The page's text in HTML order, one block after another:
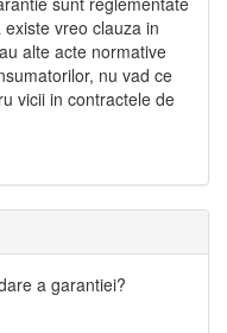
vreo clauza in
alte acte normative
nu vad ce
vicii in contractele de
a garantiei?